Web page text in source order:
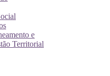
e
Territorial